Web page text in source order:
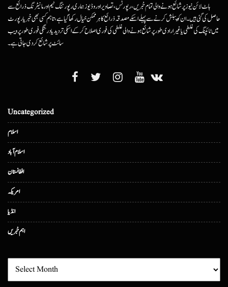
ہاٹ لائن نیوز پر شائع ہونے والی تمام خبریں، رپورٹس، تصاویر اور وڈیوز ہماری رپورٹنگ ٹیم اور مانیٹرنگ ذرائع سے
حاصل کی گئی ہیں۔ ان کو پبلش کرنے سے پہلے اسکے مصدقہ ذرائع کا ہرممکن خیال رکھا گیا ہے، تاہم کسی بھی خبر یا رپورٹ
میں ٹائپنگ کی غلطی یا غیرارادی طور پر شائع ہونے والی غلطی کی فوری اصلاح کرکے اسکی تردید یا درستگی فوری طور پر ویب
سائٹ پر شائع کردی جاتی ہے۔
Uncategorized
اسلام
اسلام آباد
افغانستان
امریکہ
انڈیا
اہم خبریں